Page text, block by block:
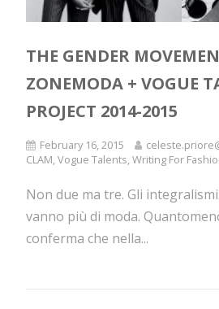
THE GENDER
ZONEMODA + VOGUE
PROJECT 2014-2015
February 16, 2015
CLAM,Vogue Talents,Writing For
Non due ma tre. Gli
vanno più di moda.
conferma che nella...